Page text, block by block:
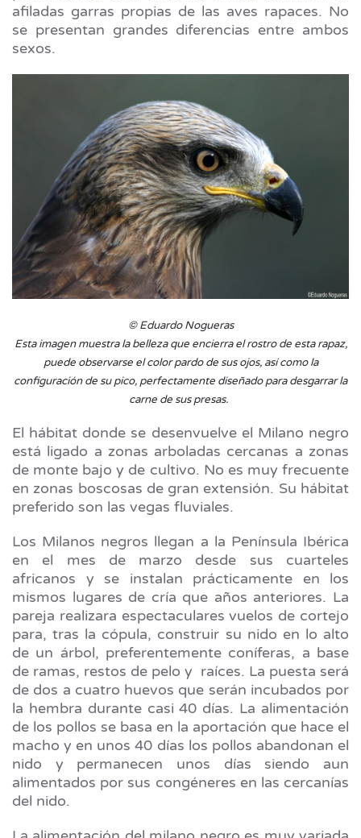
afiladas garras propias de las aves rapaces. No
se presentan grandes diferencias entre ambos
sexos.
© Eduardo Nogueras
Esta imagen muestra la belleza que encierra el rostro de esta rapaz,
puede observarse el color pardo de sus ojos, así como la
configuración de su pico, perfectamente diseñado para desgarrar la
carne de sus presas.
El hábitat donde se desenvuelve el Milano negro
está ligado a zonas arboladas cercanas a zonas
de monte bajo y de cultivo. No es muy frecuente
en zonas boscosas de gran extensión. Su hábitat
preferido son las vegas fluviales.
Los Milanos negros llegan a la Península Ibérica
en el mes de marzo desde sus cuarteles
africanos y se instalan prácticamente en los
mismos lugares de cría que años anteriores. La
pareja realizara espectaculares vuelos de cortejo
para, tras la cópula, construir su nido en lo alto
de un árbol, preferentemente coníferas, a base
de ramas, restos de pelo y raíces. La puesta será
de dos a cuatro huevos que serán incubados por
la hembra durante casi 40 días. La alimentación
de los pollos se basa en la aportación que hace el
macho y en unos 40 días los pollos abandonan el
nido y permanecen unos días siendo aun
alimentados por sus congéneres en las cercanías
del nido.